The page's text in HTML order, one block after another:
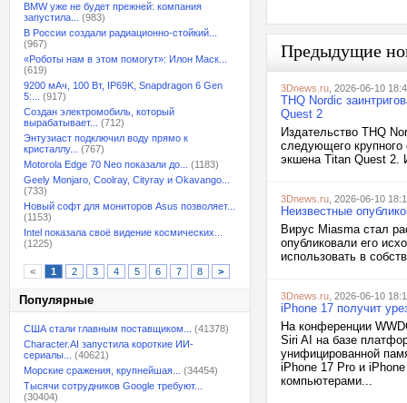
BMW уже не будет прежней: компания
запустила...
(983)
В России создали радиационно-стойкий...
(967)
«Роботы нам в этом помогут»: Илон Маск...
(619)
9200 мАч, 100 Вт, IP69K, Snapdragon 6 Gen
5:...
(917)
Создан электромобиль, который
вырабатывает...
(712)
Энтузиаст подключил воду прямо к
кристаллу...
(767)
Motorola Edge 70 Neo показали до...
(1183)
Geely Monjaro, Coolray, Cityray и Okavango...
(733)
Новый софт для мониторов Asus позволяет...
(1153)
Intel показала своё видение космических...
(1225)
< 1 2 3 4 5 6 7 8 >
Популярные
США стали главным поставщиком...
(41378)
Character.AI запустила короткие ИИ-
сериалы...
(40621)
Морские сражения, крупнейшая...
(34454)
Тысячи сотрудников Google требуют...
(30404)
Предыдущие
3Dnews.ru , 2026-06-10
THQ Nordic
Quest 2
Издательство THQ
следующего крупного
экшена Titan Quest 2.
3Dnews.ru , 2026-06-10
Неизвестные
Вирус Miasma стал
опубликовали его
использовать в
3Dnews.ru , 2026-06-10
iPhone 17 получит
На конференции
Siri AI на базе
унифицированной
iPhone 17 Pro и
компьютерами...